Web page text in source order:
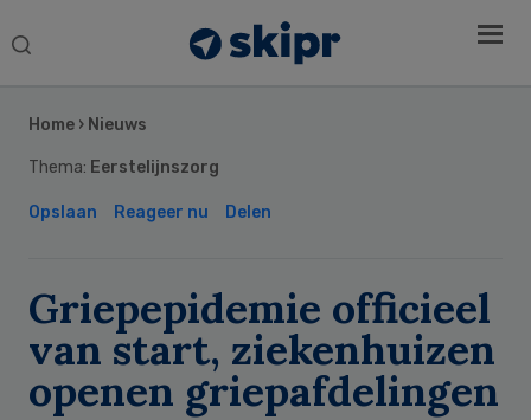
Search
Home › Nieuws
Thema: Eerstelijnszorg
Opslaan Reageer nu Delen
Griepepidemie officieel
van start, ziekenhuizen
openen griepafdelingen
Sidebar